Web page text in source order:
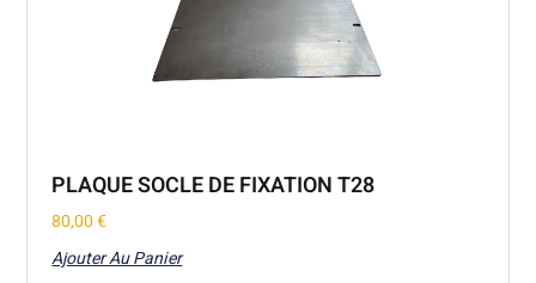
PLAQUE SOCLE DE FIXATION T28
80,00€
Ajouter Au Panier